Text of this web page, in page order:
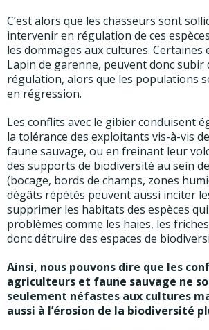
C’est alors que les chasseurs sont
intervenir en régulation de ces
les dommages aux cultures. Certaines
Lapin de garenne, peuvent donc subir
régulation, alors que les populations
en régression.
Les conflits avec le gibier conduisent
la tolérance des exploitants vis-à-vis
faune sauvage, ou en freinant leur
des supports de biodiversité au sein
(bocage, bords de champs, zones
dégâts répétés peuvent aussi inciter
supprimer les habitats des espèces
problèmes comme les haies, les
donc détruire des espaces de
Ainsi, nous pouvons dire que les
agriculteurs et faune sauvage ne
seulement néfastes aux cultures
aussi à l’érosion de la biodiversité